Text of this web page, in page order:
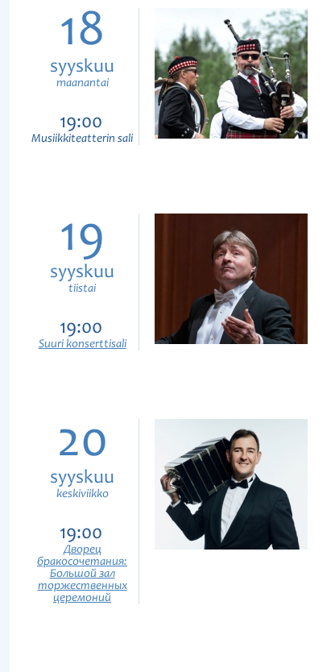
18
syyskuu
maanantai
19:00
Musiikkiteatterin sali
19
syyskuu
tiistai
19:00
Suuri konserttisali
20
syyskuu
keskiviikko
19:00
Дворец
бракосочетания:
Большой зал
торжественных
церемоний